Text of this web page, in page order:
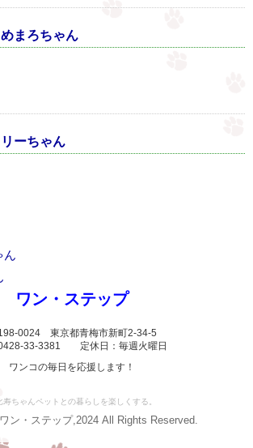
めまろちゃん
リーちゃん
ん
ワン・ステップ
0024 東京都青梅市新町2-34-5
33-3381 定休日：毎週火曜日
ワンコの毎日を応援します！
寿ちゃんペットとの暮らしを楽しくする。
ン・ステップ,2024 All Rights Reserved.